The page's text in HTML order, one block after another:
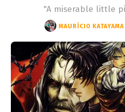
"A miserable little
MAURÍCIO KATAYAMA